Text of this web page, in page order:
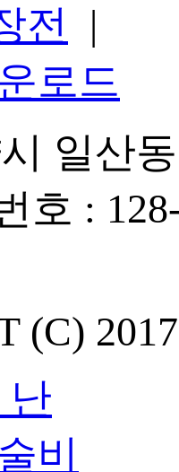
전
|
로드
일산
호 :
(C)